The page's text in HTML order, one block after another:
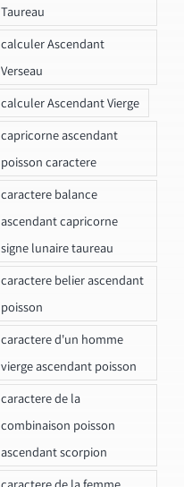
Taureau
calculer Ascendant
Verseau
calculer Ascendant Vierge
capricorne ascendant
poisson caractere
caractere balance
ascendant capricorne
signe lunaire taureau
caractere belier ascendant
poisson
caractere d'un homme
vierge ascendant poisson
caractere de la
combinaison poisson
ascendant scorpion